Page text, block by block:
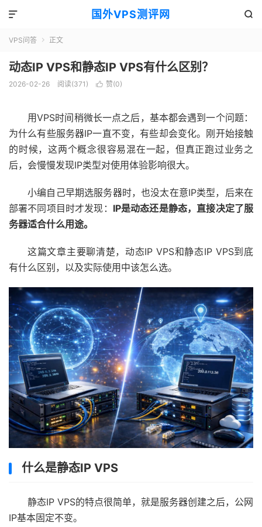
国外VPS测评网 

VPS问答  正文
动态IP VPS和静态IP VPS有什么区别？
2026-02-26 阅读(371)  赞(0)
用VPS时间稍微长一点之后，基本都会遇到一个问题：
为什么有些服务器IP一直不变，有些却会变化。刚开始接触
的时候，这两个概念很容易混在一起，但真正跑过业务之
后，会慢慢发现IP类型对使用体验影响很大。
小编自己早期选服务器时，也没太在意IP类型，后来在
部署不同项目时才发现： IP是动态还是静态，直接决定了服
务器适合什么用途。
这篇文章主要聊清楚，动态IP VPS和静态IP VPS到底
有什么区别，以及实际使用中该怎么选。
什么是静态IP VPS
静态IP VPS的特点很简单，就是服务器创建之后，公网
IP基本固定不变。